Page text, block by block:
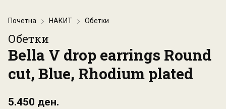
Почетна НАКИТ Обетки
Обетки
Bella V drop earrings Round
cut, Blue, Rhodium plated
5.450 ден.